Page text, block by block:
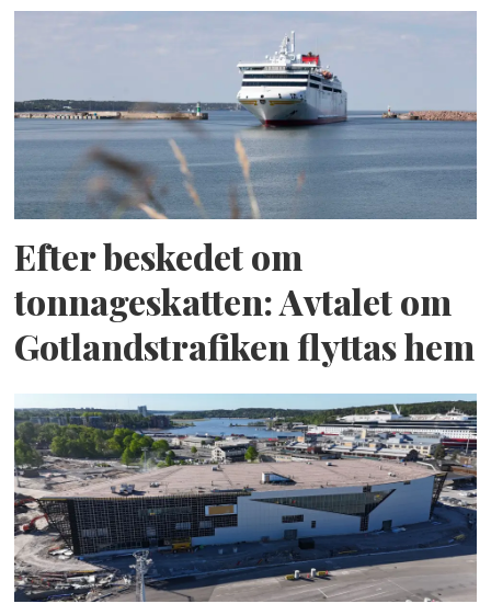
Efter beskedet om
tonnageskatten: Avtalet om
Gotlandstrafiken flyttas hem